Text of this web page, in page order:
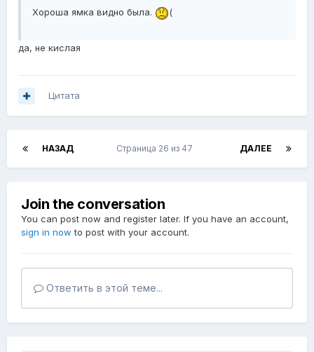
Хороша ямка видно была. (
да, не кислая
Цитата
НАЗАД ДАЛЕЕ
Страница 26 из 47
Join the conversation
You can post now and register later. If you have an account,
sign in now to post with your account.
Ответить в этой теме...